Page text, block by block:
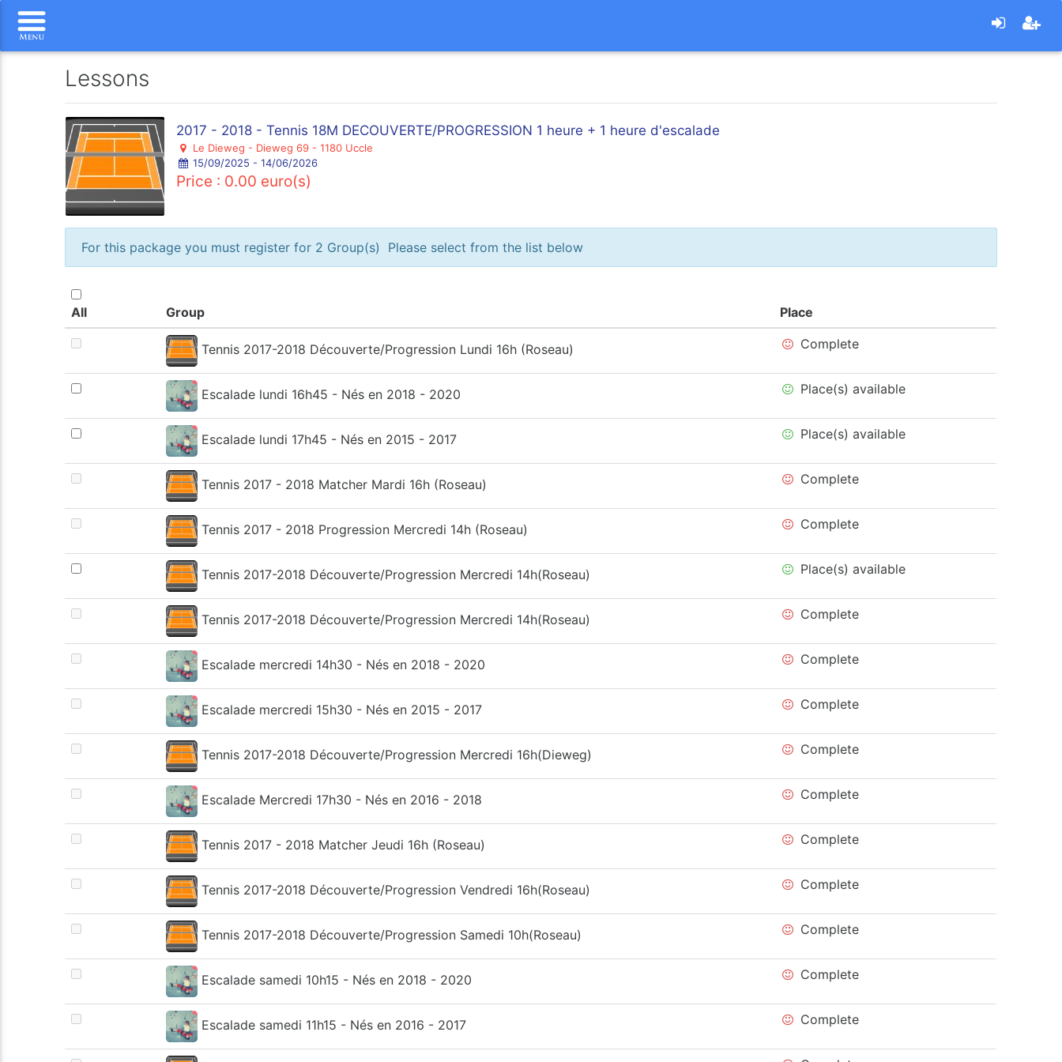
Lessons
2017 - 2018 - Tennis 18M DECOUVERTE/PROGRESSION 1 heure + 1 heure d'escalade
Le Dieweg - Dieweg 69 - 1180 Uccle
15/09/2025 - 14/06/2026
Price : 0.00 euro(s)
For this package you must register for 2 Group(s) Please select from the list below
All Group Place
Tennis 2017-2018 Découverte/Progression Lundi 16h (Roseau) Complete
Escalade lundi 16h45 - Nés en 2018 - 2020 Place(s) available
Escalade lundi 17h45 - Nés en 2015 - 2017 Place(s) available
Tennis 2017 - 2018 Matcher Mardi 16h (Roseau) Complete
Tennis 2017 - 2018 Progression Mercredi 14h (Roseau) Complete
Tennis 2017-2018 Découverte/Progression Mercredi 14h(Roseau) Place(s) available
Tennis 2017-2018 Découverte/Progression Mercredi 14h(Roseau) Complete
Escalade mercredi 14h30 - Nés en 2018 - 2020 Complete
Escalade mercredi 15h30 - Nés en 2015 - 2017 Complete
Tennis 2017-2018 Découverte/Progression Mercredi 16h(Dieweg) Complete
Escalade Mercredi 17h30 - Nés en 2016 - 2018 Complete
Tennis 2017 - 2018 Matcher Jeudi 16h (Roseau) Complete
Tennis 2017-2018 Découverte/Progression Vendredi 16h(Roseau) Complete
Tennis 2017-2018 Découverte/Progression Samedi 10h(Roseau) Complete
Escalade samedi 10h15 - Nés en 2018 - 2020 Complete
Escalade samedi 11h15 - Nés en 2016 - 2017 Complete